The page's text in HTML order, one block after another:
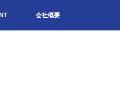
会社概要